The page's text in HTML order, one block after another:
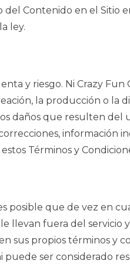
del Contenido en el Sitio
ley.
y riesgo. Ni Crazy
la producción o la
daños que resulten del
información
Términos y
posible que de vez en
llevan fuera del servicio
sus propios términos y
puede ser considerado